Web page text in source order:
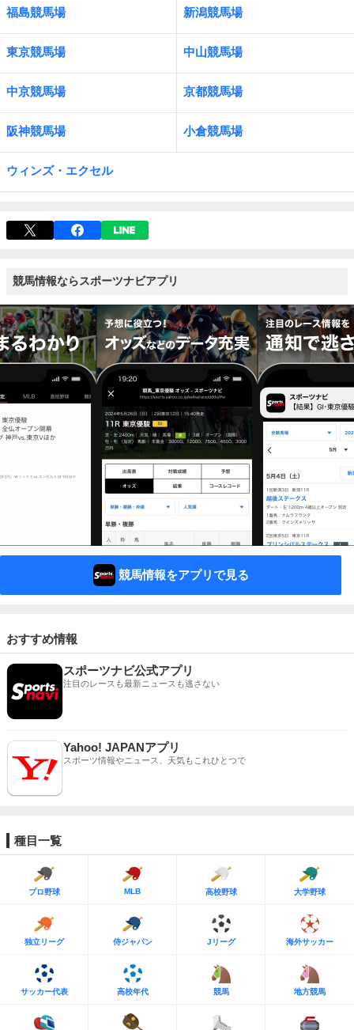
福島競馬場 新潟競馬場
東京競馬場 中山競馬場
中京競馬場 京都競馬場
阪神競馬場 小倉競馬場
ウィンズ・エクセル
競馬情報ならスポーツナビアプリ
競馬情報をアプリで見る
おすすめ情報
スポーツナビ公式アプリ
注目のレースも最新ニュースも逃さない
Yahoo! JAPANアプリ
スポーツ情報やニュース、天気もこれひとつで
種目一覧
プロ野球 MLB 高校野球 大学野球
独立リーグ 侍ジャパン Jリーグ 海外サッカー
サッカー代表 高校年代 競馬 地方競馬